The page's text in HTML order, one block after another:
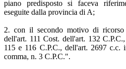
piano predisposto si faceva
eseguite dalla provincia di A;
2. con il secondo motivo di ricorso
dell'art. 111 Cost. dell'art. 132
115 e 116 C.P.C., dell'art. 2697 c.c.
comma, n. 3 C.P.C.".